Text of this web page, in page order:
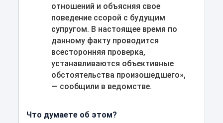
отношений и объясняя свое
поведение ссорой с будущим
супругом. В настоящее время по
данному факту проводится
всесторонняя проверка,
устанавливаются объективные
обстоятельства произошедшего»,
— сообщили в ведомстве.
Что думаете об этом?